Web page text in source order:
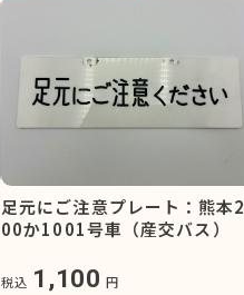
足元にご注意プレート：熊本2
00か1001号車（産交バス）
税込 1,100 円